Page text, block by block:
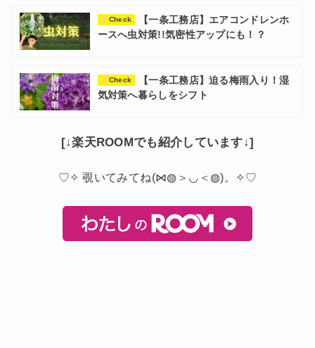
Check
【一条工務店】エアコンドレンホ
ースへ虫対策!!気密性アップにも！？
Check
【一条工務店】迫る梅雨入り！湿
気対策へ暮らしをシフト
[↓楽天ROOMでも紹介しています↓]
♡✧ 覗いてみてね(⋈◍＞◡＜◍)。✧♡